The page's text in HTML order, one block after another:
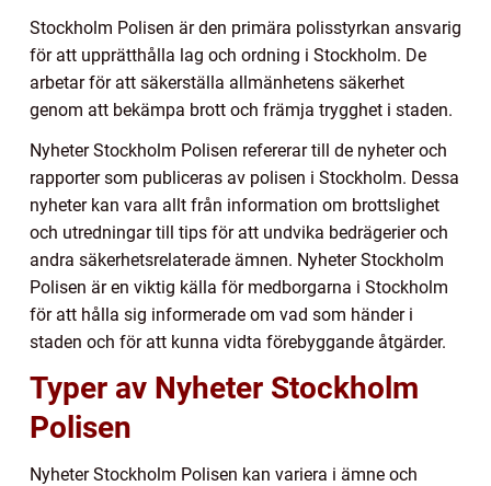
Stockholm Polisen är den primära polisstyrkan ansvarig
för att upprätthålla lag och ordning i Stockholm. De
arbetar för att säkerställa allmänhetens säkerhet
genom att bekämpa brott och främja trygghet i staden.
Nyheter Stockholm Polisen refererar till de nyheter och
rapporter som publiceras av polisen i Stockholm. Dessa
nyheter kan vara allt från information om brottslighet
och utredningar till tips för att undvika bedrägerier och
andra säkerhetsrelaterade ämnen. Nyheter Stockholm
Polisen är en viktig källa för medborgarna i Stockholm
för att hålla sig informerade om vad som händer i
staden och för att kunna vidta förebyggande åtgärder.
Typer av Nyheter Stockholm
Polisen
Nyheter Stockholm Polisen kan variera i ämne och